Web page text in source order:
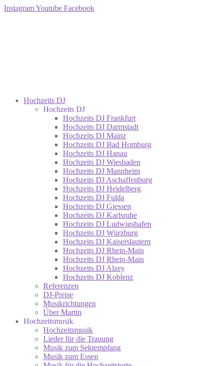
InstagramYoutube Facebook
Hochzeits DJ
Hochzeits DJ
Hochzeits DJ Frankfurt
Hochzeits DJ Darmstadt
Hochzeits DJ Mainz
Hochzeits DJ Bad Homburg
Hochzeits DJ Hanau
Hochzeits DJ Wiesbaden
Hochzeits DJ Mannheim
Hochzeits DJ Aschaffenburg
Hochzeits DJ Heidelberg
Hochzeits DJ Fulda
Hochzeits DJ Giessen
Hochzeits DJ Karlsruhe
Hochzeits DJ Ludwigshafen
Hochzeits DJ Würzburg
Hochzeits DJ Kaiserslautern
Hochzeits DJ Rhein-Main
Hochzeits DJ Rhein-Main
Hochzeits DJ Alzey
Hochzeits DJ Koblenz
Referenzen
DJ-Preise
Musikrichtungen
Über Martin
Hochzeitsmusik
Hochzeitsmusik
Lieder für die Trauung
Musik zum Sektempfang
Musik zum Essen